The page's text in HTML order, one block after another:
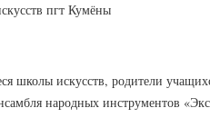
пгт Кумёны
школы искусств, родители
народных инструментов